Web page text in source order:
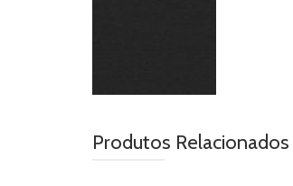
Produtos Relacionados